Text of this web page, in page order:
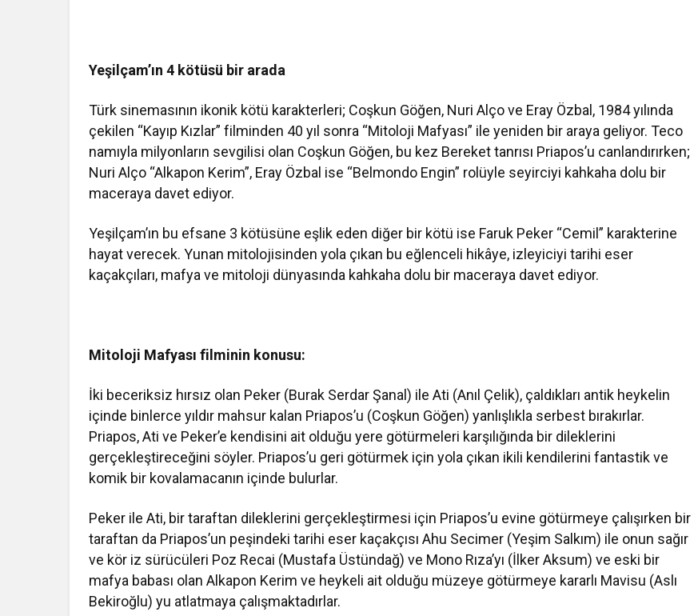
Yeşilçam’ın 4 kötüsü bir arada
Türk sinemasının ikonik kötü karakterleri; Coşkun Göğen, Nuri Alço ve Eray Özbal, 1984 yılında
çekilen “Kayıp Kızlar” filminden 40 yıl sonra “Mitoloji Mafyası” ile yeniden bir araya geliyor. Teco
namıyla milyonların sevgilisi olan Coşkun Göğen, bu kez Bereket tanrısı Priapos’u canlandırırken;
Nuri Alço “Alkapon Kerim”, Eray Özbal ise “Belmondo Engin” rolüyle seyirciyi kahkaha dolu bir
maceraya davet ediyor.
Yeşilçam’ın bu efsane 3 kötüsüne eşlik eden diğer bir kötü ise Faruk Peker “Cemil” karakterine
hayat verecek. Yunan mitolojisinden yola çıkan bu eğlenceli hikâye, izleyiciyi tarihi eser
kaçakçıları, mafya ve mitoloji dünyasında kahkaha dolu bir maceraya davet ediyor.
Mitoloji Mafyası filminin konusu:
İki beceriksiz hırsız olan Peker (Burak Serdar Şanal) ile Ati (Anıl Çelik), çaldıkları antik heykelin
içinde binlerce yıldır mahsur kalan Priapos’u (Coşkun Göğen) yanlışlıkla serbest bırakırlar.
Priapos, Ati ve Peker’e kendisini ait olduğu yere götürmeleri karşılığında bir dileklerini
gerçekleştireceğini söyler. Priapos’u geri götürmek için yola çıkan ikili kendilerini fantastik ve
komik bir kovalamacanın içinde bulurlar.
Peker ile Ati, bir taraftan dileklerini gerçekleştirmesi için Priapos’u evine götürmeye çalışırken bir
taraftan da Priapos’un peşindeki tarihi eser kaçakçısı Ahu Secimer (Yeşim Salkım) ile onun sağır
ve kör iz sürücüleri Poz Recai (Mustafa Üstündağ) ve Mono Rıza’yı (İlker Aksum) ve eski bir
mafya babası olan Alkapon Kerim ve heykeli ait olduğu müzeye götürmeye kararlı Mavisu (Aslı
Bekiroğlu) yu atlatmaya çalışmaktadırlar.